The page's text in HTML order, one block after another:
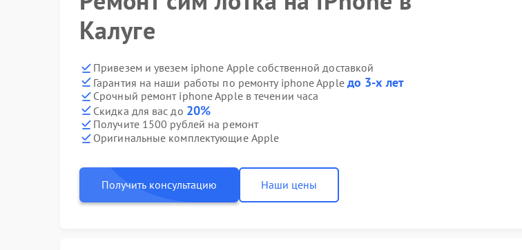
Калуге
Привезем и увезем iphone Apple собственной доставкой
Гарантия на наши работы по ремонту iphone Apple до 3-х лет
Срочный ремонт iphone Apple в течении часа
Скидка для вас до 20%
Получите 1500 рублей на ремонт
Оригинальные комплектующие Apple
Получить консультацию Наши цены